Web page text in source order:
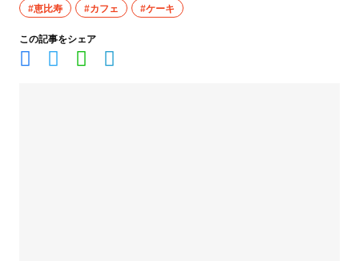
#恵比寿 #カフェ #ケーキ
この記事をシェア